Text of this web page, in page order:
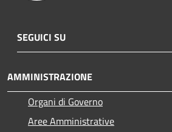
SEGUICI SU
AMMINISTRAZIONE
Organi di Governo
Aree Amministrative